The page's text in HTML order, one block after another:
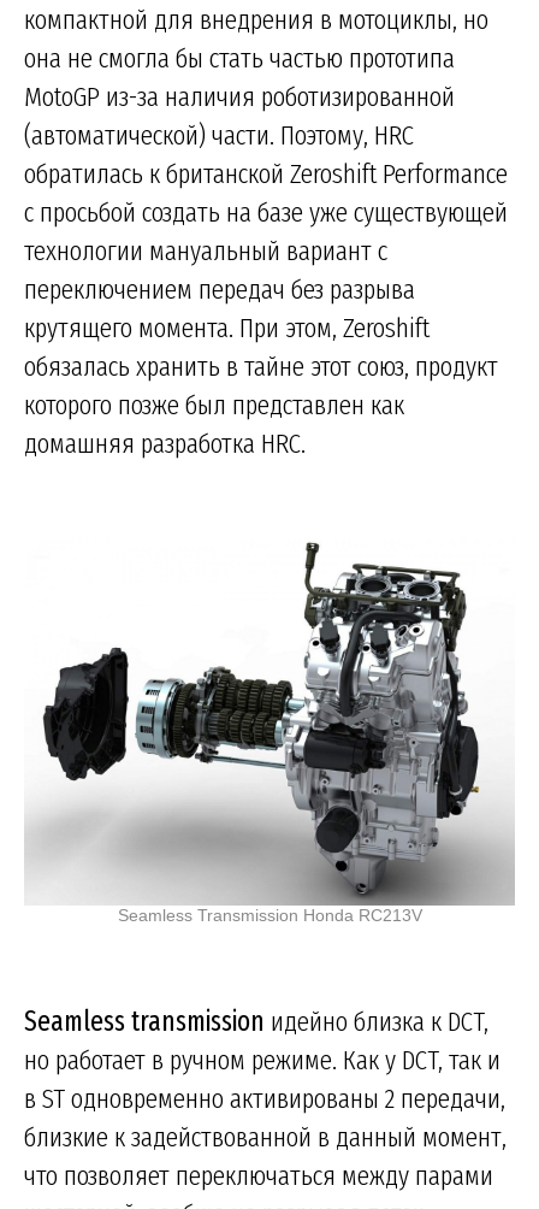
компактной для внедрения в мотоциклы, но
она не смогла бы стать частью прототипа
MotoGP из-за наличия роботизированной
(автоматической) части. Поэтому, HRC
обратилась к британской Zeroshift Performance
с просьбой создать на базе уже существующей
технологии мануальный вариант с
переключением передач без разрыва
крутящего момента. При этом, Zeroshift
обязалась хранить в тайне этот союз, продукт
которого позже был представлен как
домашняя разработка HRC.
Seamless Transmission Honda RC213V
Seamless transmission идейно близка к DCT,
но работает в ручном режиме. Как у DCT, так и
в ST одновременно активированы 2 передачи,
близкие к задействованной в данный момент,
что позволяет переключаться между парами